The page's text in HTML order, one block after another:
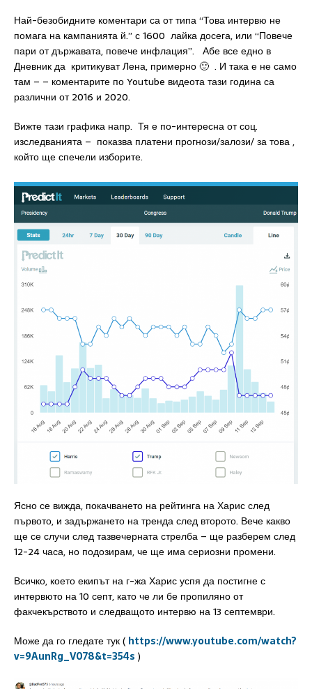
Най-безобидните коментари са от типа “Това интервю не
помага на кампанията й.” с 1600 лайка досега, или “Повече
пари от държавата, повече инфлация”. Абе все едно в
Дневник да критикуват Лена, примерно 🙂 . И така е не само
там – – коментарите по Youtube видеота тази година са
различни от 2016 и 2020.
Вижте тази графика напр. Тя е по-интересна от соц.
изследванията – показва платени прогнози/залози/ за това ,
който ще спечели изборите.
Ясно се вижда, покачването на рейтинга на Харис след
първото, и задържането на тренда след второто. Вече какво
ще се случи след тазвечерната стрелба – ще разберем след
12-24 часа, но подозирам, че ще има сериозни промени.
Всичко, което екипът на г-жа Харис успя да постигне с
интервюто на 10 септ, като че ли бе пропиляно от
факчекърството и следващото интервю на 13 септември.
Може да го гледате тук ( https://www.youtube.com/watch?
v=9AunRg_V078&t=354s )